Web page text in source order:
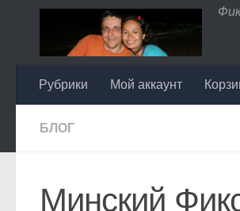
Перейти к содержимому
Рубрики Мой аккаунт
БЛОГ
Минский